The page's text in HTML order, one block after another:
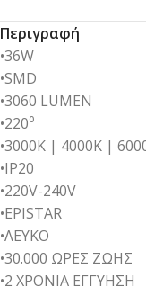
Περιγραφή
•36W
•SMD
•3060 LUMEN
•220⁰
•3000K | 4000K |
•IP20
•220V-240V
•EPISTAR
•ΛΕΥΚΟ
•30.000 ΩΡΕΣ ΖΩΗΣ
•2 ΧΡΟΝΙΑ ΕΓΓΥΗΣΗ